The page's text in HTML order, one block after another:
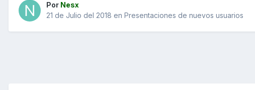
Por Nesx
21 de Julio del 2018 en Presentaciones de nuevos usuarios